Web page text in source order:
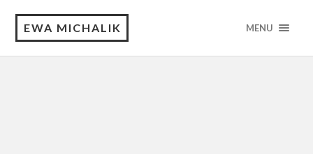
EWA MICHALIK MENU